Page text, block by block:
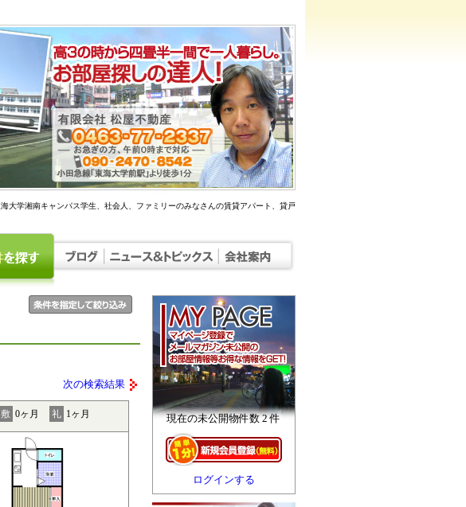
大学湘南キャンパス学生、社会人、ファミリーのみなさんの賃貸アパート、貸戸
現在の未公開物件数 2 件
ログインする
次の検索結果
敷 0ヶ月 礼 1ヶ月